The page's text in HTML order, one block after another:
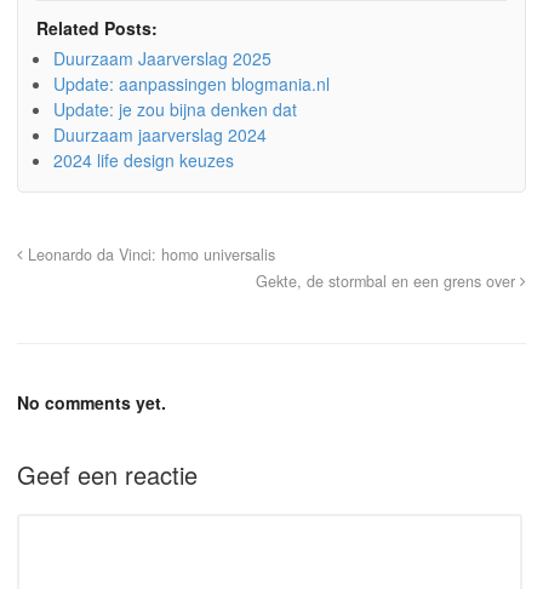
Related Posts:
Duurzaam Jaarverslag 2025
Update: aanpassingen blogmania.nl
Update: je zou bijna denken dat
Duurzaam jaarverslag 2024
2024 life design keuzes
Leonardo da Vinci: homo universalis
Gekte, de stormbal en een grens over
No comments yet.
Geef een reactie